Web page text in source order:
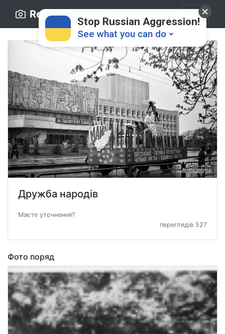
Retro.ck.ua
Дружба народів
Маєте уточнення?
переглядів 527
Фото поряд
Stop Russian Aggression!
See what you can do
Donate 💸
Support Ukraine ❤
Share this widget